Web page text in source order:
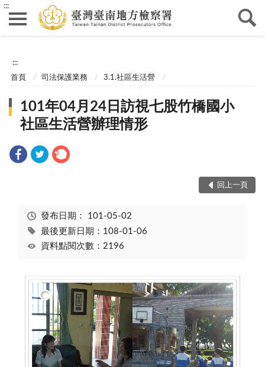
:::
:::
首頁 司法保護業務 3.1.社區生活營
101年04月24日訪視七股竹橋國小
社區生活營辦理情形
回上一頁
發布日期： 101-05-02
最後更新日期：108-01-06
資料點閱次數：2196